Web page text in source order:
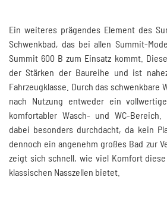
Ein weiteres prägendes Element des
Schwenkbad, das bei allen Summit-
Summit 600 B zum Einsatz kommt.
der Stärken der Baureihe und ist
Fahrzeugklasse. Durch das schwenkbare
nach Nutzung entweder ein
komfortabler Wasch- und WC-
dabei besonders durchdacht, da kein
dennoch ein angenehm großes Bad zur
zeigt sich schnell, wie viel Komfort
klassischen Nasszellen bietet.